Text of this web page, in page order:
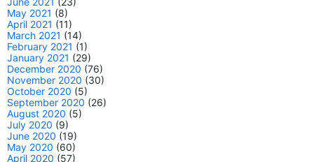
May 2021 (8)
April 2021 (11)
March 2021 (14)
February 2021 (1)
January 2021 (29)
December 2020 (76)
November 2020 (30)
October 2020 (5)
September 2020 (26)
August 2020 (5)
July 2020 (9)
June 2020 (19)
May 2020 (60)
April 2020 (57)